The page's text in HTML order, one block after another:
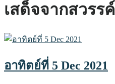
เสด็จจากสวรรค์
อาทิตย์ที่ 5 Dec 2021